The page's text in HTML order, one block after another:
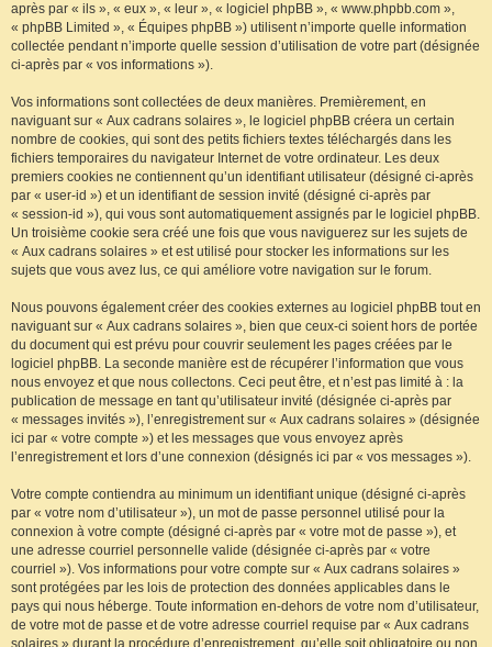
après par « ils », « eux », « leur », « logiciel phpBB », « www.phpbb.com »,
« phpBB Limited », « Équipes phpBB ») utilisent n’importe quelle information
collectée pendant n’importe quelle session d’utilisation de votre part (désignée
ci-après par « vos informations »).
Vos informations sont collectées de deux manières. Premièrement, en
naviguant sur « Aux cadrans solaires », le logiciel phpBB créera un certain
nombre de cookies, qui sont des petits fichiers textes téléchargés dans les
fichiers temporaires du navigateur Internet de votre ordinateur. Les deux
premiers cookies ne contiennent qu’un identifiant utilisateur (désigné ci-après
par « user-id ») et un identifiant de session invité (désigné ci-après par
« session-id »), qui vous sont automatiquement assignés par le logiciel phpBB.
Un troisième cookie sera créé une fois que vous naviguerez sur les sujets de
« Aux cadrans solaires » et est utilisé pour stocker les informations sur les
sujets que vous avez lus, ce qui améliore votre navigation sur le forum.
Nous pouvons également créer des cookies externes au logiciel phpBB tout en
naviguant sur « Aux cadrans solaires », bien que ceux-ci soient hors de portée
du document qui est prévu pour couvrir seulement les pages créées par le
logiciel phpBB. La seconde manière est de récupérer l’information que vous
nous envoyez et que nous collectons. Ceci peut être, et n’est pas limité à : la
publication de message en tant qu’utilisateur invité (désignée ci-après par
« messages invités »), l’enregistrement sur « Aux cadrans solaires » (désignée
ici par « votre compte ») et les messages que vous envoyez après
l’enregistrement et lors d’une connexion (désignés ici par « vos messages »).
Votre compte contiendra au minimum un identifiant unique (désigné ci-après
par « votre nom d’utilisateur »), un mot de passe personnel utilisé pour la
connexion à votre compte (désigné ci-après par « votre mot de passe »), et
une adresse courriel personnelle valide (désignée ci-après par « votre
courriel »). Vos informations pour votre compte sur « Aux cadrans solaires »
sont protégées par les lois de protection des données applicables dans le
pays qui nous héberge. Toute information en-dehors de votre nom d’utilisateur,
de votre mot de passe et de votre adresse courriel requise par « Aux cadrans